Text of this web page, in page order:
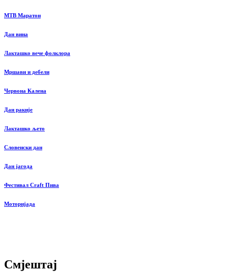
MTB Маратон
Дан вина
Лакташко вече фолклора
Мршави и дебели
Червона Калена
Дан ракије
Лакташко љето
Словенски дан
Дан јагода
Фестивал Craft Пива
Моторијада
Смјештај